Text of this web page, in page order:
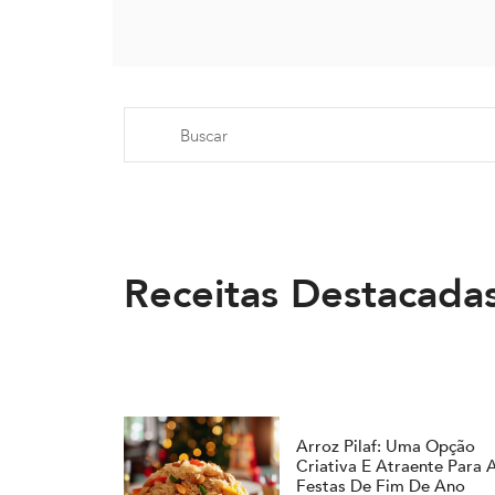
Receitas
Arroz Pilaf: Uma Opção
Criativa E Atraente Para
Festas De Fim De Ano